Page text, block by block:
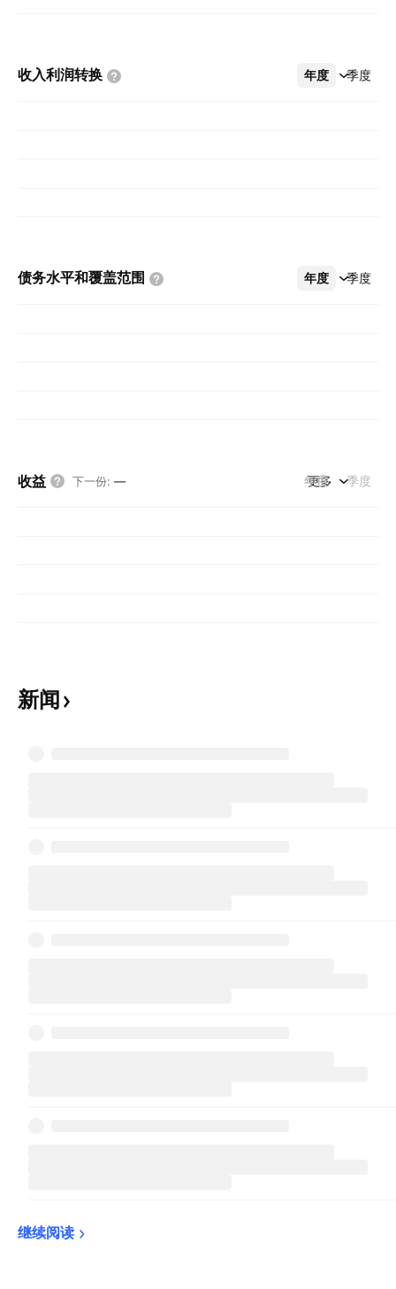
收入利润转换 年度 季度
更多
债务水平和覆盖范围 年度 季度
更多
收益 下一份: — 年度 季度
更多
新闻
继续阅读